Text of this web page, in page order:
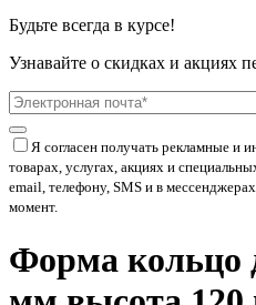
Будьте всегда в курсе!
Узнавайте о скидках и акциях
Я согласен получать рекламные и
товарах, услугах, акциях и
email, телефону, SMS и в
момент.
Форма кольцо